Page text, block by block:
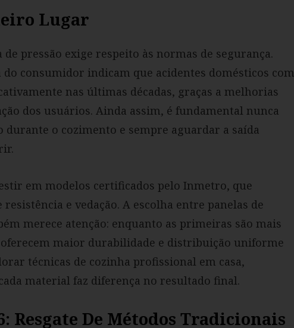
Lugar
pressão exige respeito às normas de segurança.
do consumidor indicam que acidentes domésticos com
nas últimas décadas, graças a melhorias
dos usuários. Ainda assim, é fundamental nunca
durante o cozimento e sempre aguardar a saída
em modelos certificados pelo Inmetro, que
e vedação. A escolha entre panelas de
merece atenção: enquanto as primeiras são mais
oferecem maior durabilidade e distribuição uniforme
técnicas de cozinha profissional em casa,
material faz diferença no resultado final.
Resgate De Métodos Tradicionais